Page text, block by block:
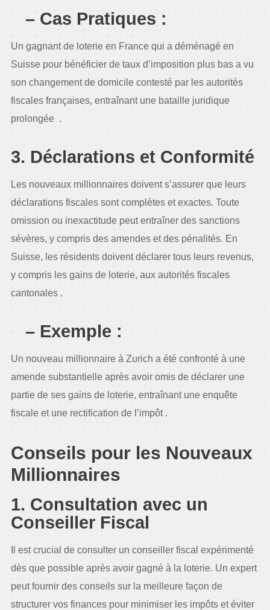
– Cas Pratiques :
Un gagnant de loterie en France qui a déménagé en
Suisse pour bénéficier de taux d’imposition plus bas a vu
son changement de domicile contesté par les autorités
fiscales françaises, entraînant une bataille juridique
prolongée .
3. Déclarations et Conformité
Les nouveaux millionnaires doivent s’assurer que leurs
déclarations fiscales sont complètes et exactes. Toute
omission ou inexactitude peut entraîner des sanctions
sévères, y compris des amendes et des pénalités. En
Suisse, les résidents doivent déclarer tous leurs revenus,
y compris les gains de loterie, aux autorités fiscales
cantonales .
– Exemple :
Un nouveau millionnaire à Zurich a été confronté à une
amende substantielle après avoir omis de déclarer une
partie de ses gains de loterie, entraînant une enquête
fiscale et une rectification de l’impôt .
Conseils pour les Nouveaux
Millionnaires
1. Consultation avec un
Conseiller Fiscal
Il est crucial de consulter un conseiller fiscal expérimenté
dès que possible après avoir gagné à la loterie. Un expert
peut fournir des conseils sur la meilleure façon de
structurer vos finances pour minimiser les impôts et éviter